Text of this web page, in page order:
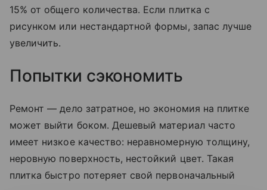
15% от общего количества. Если плитка с
рисунком или нестандартной формы, запас лучше
увеличить.
Попытки сэкономить
Ремонт — дело затратное, но экономия на плитке
может выйти боком. Дешевый материал часто
имеет низкое качество: неравномерную толщину,
неровную поверхность, нестойкий цвет. Такая
плитка быстро потеряет свой первоначальный